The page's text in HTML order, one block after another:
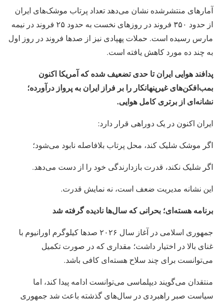
آمارهای منتشرشده نشان می‌دهد تعداد پرتاب موشک‌های ایران
از حدود ۳۵۰ فروند در روزهای نخست به حدود ۲۵ فروند در نیمه
مارس رسیده است. حملات پهپادی نیز از صدها فروند در روز اول
به چند ده مورد کاهش یافته است.
پدافند هوایی ایران تا حدی تضعیف شده که آمریکا اکنون
بمب‌افکن‌های غیرپنهانکار را بر فراز ایران به پرواز درآورده؛
نشانه‌ای از برتری کامل هوایی.
ایران اکنون در یک دوراهی قرار دارد:
اگر موشک شلیک کند، محل پرتاب بلافاصله نابود می‌شود؛
اگر شلیک نکند، قدرت بازدارندگی خود را از دست می‌دهد.
این نشانه مدیریت ضعف است، نه نمایش قدرت.
برنامه هسته‌ای؛ بحرانی که سال‌ها نادیده گرفته شد
جمهوری اسلامی در آغاز سال ۲۰۲۶ صدها کیلوگرم اورانیوم با
غنای بالا در اختیار داشت؛ مقداری که در صورت تکمیل
می‌توانست برای چند سلاح هسته‌ای کافی باشد.
منتقدان می‌گویند دیپلماسی می‌توانست ادامه پیدا کند، اما
سیاست صبر راهبردی در سال‌های گذشته باعث شد جمهوری